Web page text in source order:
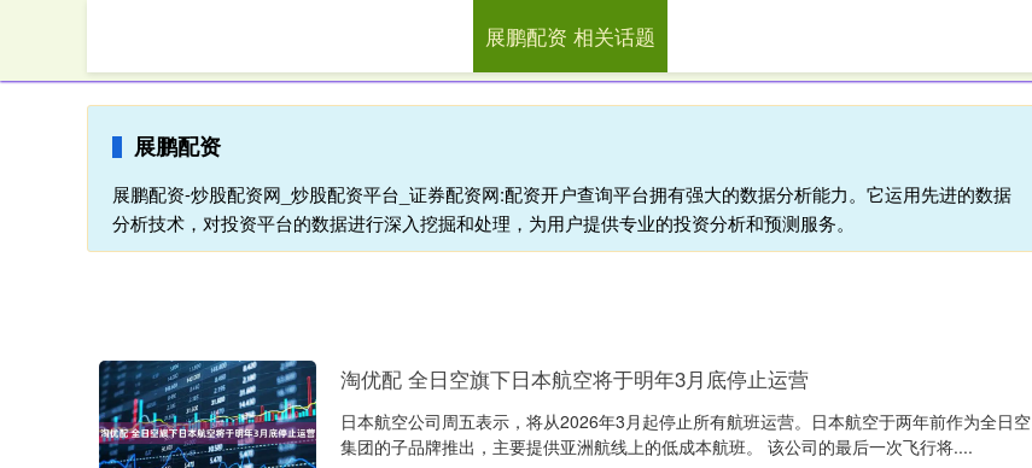
展鹏配资
展鹏配资
展鹏配资-炒股配资网_炒股配资平台_证券配资网:配资开户查询平台拥有强大的数据分析能力。它运用先进的数据
分析技术，对投资平台的数据进行深入挖掘和处理，为用户提供专业的投资分析和预测服务。
展鹏配资 相关话题
淘优配 全日空旗下日本航空将于明年3月底停止运营
日本航空公司周五表示，将从2026年3月起停止所有航班运营。日本航空于两年前作为全日空
集团的子品牌推出，主要提供亚洲航线上的低成本航班。 该公司的最后一次飞行将....